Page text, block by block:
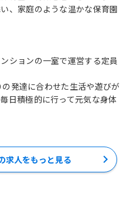
、家庭のような温かな保育園
ションの一室で運営する定員
発達に合わせた生活や遊びが
日積極的に行って元気な身体
求人をもっと見る